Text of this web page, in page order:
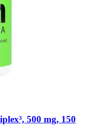
500 mg, 150